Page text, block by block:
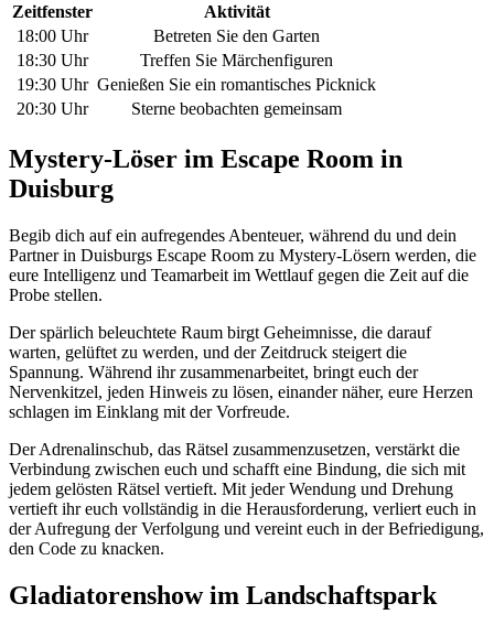
Zeitfenster
Aktivität
18:00 Uhr
Betreten Sie den Garten
18:30 Uhr
Treffen Sie Märchenfiguren
19:30 Uhr Genießen Sie ein romantisches Picknick
20:30 Uhr
Sterne beobachten gemeinsam
Mystery-Löser im Escape Room in
Duisburg
Begib dich auf ein aufregendes Abenteuer, während du und dein
Partner in Duisburgs Escape Room zu Mystery-Lösern werden, die
eure Intelligenz und Teamarbeit im Wettlauf gegen die Zeit auf die
Probe stellen.
Der spärlich beleuchtete Raum birgt Geheimnisse, die darauf
warten, gelüftet zu werden, und der Zeitdruck steigert die
Spannung. Während ihr zusammenarbeitet, bringt euch der
Nervenkitzel, jeden Hinweis zu lösen, einander näher, eure Herzen
schlagen im Einklang mit der Vorfreude.
Der Adrenalinschub, das Rätsel zusammenzusetzen, verstärkt die
Verbindung zwischen euch und schafft eine Bindung, die sich mit
jedem gelösten Rätsel vertieft. Mit jeder Wendung und Drehung
vertieft ihr euch vollständig in die Herausforderung, verliert euch in
der Aufregung der Verfolgung und vereint euch in der Befriedigung,
den Code zu knacken.
Gladiatorenshow im Landschaftspark